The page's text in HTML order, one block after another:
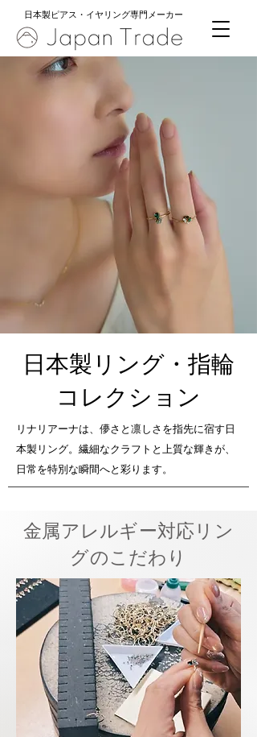
日本製ピアス・イヤリング専門メーカー
日本製リング・指輪
コレクション
リナリアーナは、儚さと凛しさを指先に宿す日
本製リング。繊細なクラフトと上質な輝きが、
日常を特別な瞬間へと彩ります。
金属アレルギー対応リン
グのこだわり